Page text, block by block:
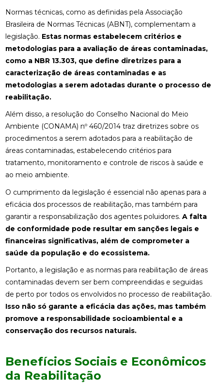
Normas técnicas, como as definidas pela Associação
Brasileira de Normas Técnicas (ABNT), complementam a
legislação. Estas normas estabelecem critérios e
metodologias para a avaliação de áreas contaminadas,
como a NBR 13.303, que define diretrizes para a
caracterização de áreas contaminadas e as
metodologias a serem adotadas durante o processo de
reabilitação.
Além disso, a resolução do Conselho Nacional do Meio
Ambiente (CONAMA) nº 460/2014 traz diretrizes sobre os
procedimentos a serem adotados para a reabilitação de
áreas contaminadas, estabelecendo critérios para
tratamento, monitoramento e controle de riscos à saúde e
ao meio ambiente.
O cumprimento da legislação é essencial não apenas para a
eficácia dos processos de reabilitação, mas também para
garantir a responsabilização dos agentes poluidores. A falta
de conformidade pode resultar em sanções legais e
financeiras significativas, além de comprometer a
saúde da população e do ecossistema.
Portanto, a legislação e as normas para reabilitação de áreas
contaminadas devem ser bem compreendidas e seguidas
de perto por todos os envolvidos no processo de reabilitação.
Isso não só garante a eficácia das ações, mas também
promove a responsabilidade socioambiental e a
conservação dos recursos naturais.
Benefícios Sociais e Econômicos
da Reabilitação